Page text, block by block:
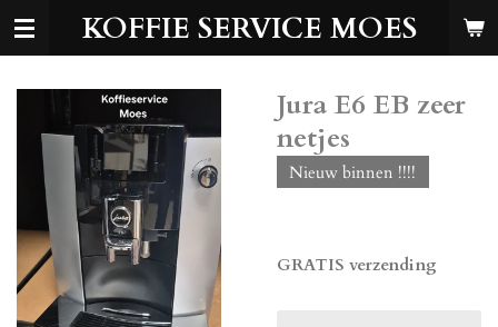
Ga
de
hoofdinhoud
KOFFIE SERVICE MOES
Jura E6 EB zeer
netjes
Nieuw binnen !!!!
GRATIS verzending